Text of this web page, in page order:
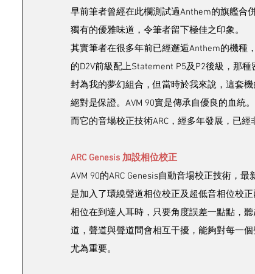
早前筆者曾經在此欄測試過Anthem的旗艦合
獨有的優雅味道，令筆者留下極佳之印象。
其實筆者在很多年前已經邂逅Anthem的機種
的D2V前級配上Statement P5及P2後級，那
封為我的夢幻組合，但當時於我來說，這套
絕對是保證。AVM 90實是傳承自優良的血統。
而它的音場校正技術ARC，經多年發展，已經
ARC Genesis 加設相位校正
AVM 90的ARC Genesis自動音場校正技術，
是加入了環繞聲道相位校正及超低音相位校
相位在到達人耳時，只要角度誤差一點點，
道，聲道與聲道間會相互干擾，能夠對每一
尤為重要。